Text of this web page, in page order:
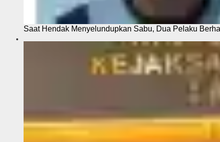
Saat Hendak Menyelundupkan Sabu, Dua Pelaku